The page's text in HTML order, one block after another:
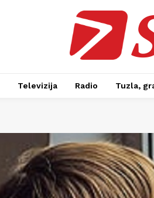
Televizija Radio Tuzla,